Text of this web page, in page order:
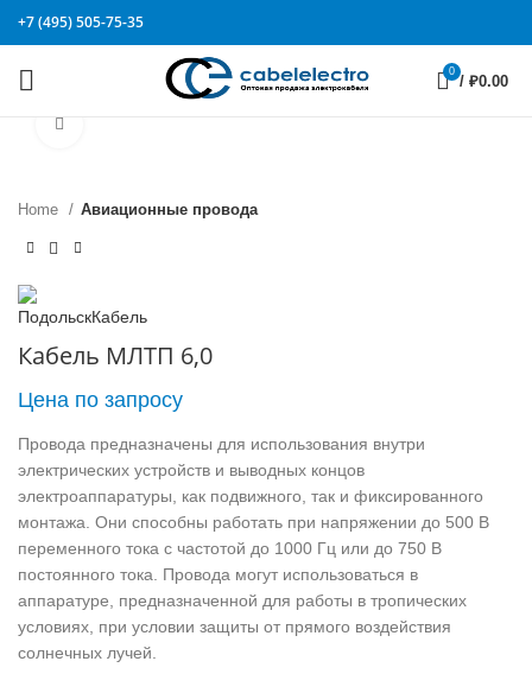
+7 (495) 505-75-35
0
/ ₽0.00
Home Авиационные провода
Кабель МЛТП 6,0
Цена по запросу
Провода предназначены для использования внутри
электрических устройств и выводных концов
электроаппаратуры, как подвижного, так и фиксированного
монтажа. Они способны работать при напряжении до 500 В
переменного тока с частотой до 1000 Гц или до 750 В
постоянного тока. Провода могут использоваться в
аппаратуре, предназначенной для работы в тропических
условиях, при условии защиты от прямого воздействия
солнечных лучей.